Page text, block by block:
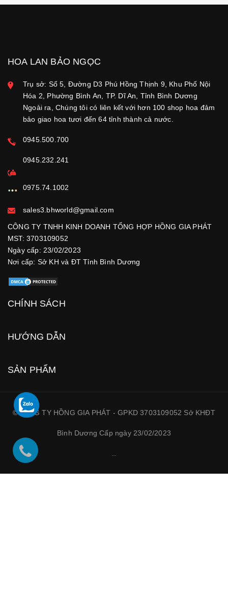
HOA LAN BẢO NGỌC
Trụ sở: Số 5, Đường D3 Phú Hồng Thịnh 9, Khu Phố Nội
Hóa 2, Phường Bình An, TP. Dĩ An, Tỉnh Bình Dương
Ngoài ra, Chúng tôi có liên kết với hơn 100 shop hoa đảm
bảo giao hoa tươi đến 64 tỉnh thành cả nước.
0945.500.700
0945.232.241
0975.74.1002
sales3.bhworld@gmail.com
CÔNG TY TNHH KINH DOANH TỔNG HỢP HỒNG GIA PHÁT
MST: 3703109052
Ngày cấp: 23/02/2023
Nơi cấp: Sở KH và ĐT Tỉnh Bình Dương
CHÍNH SÁCH
HƯỚNG DẪN
SẢN PHẨM
©CÔNG TY HỒNG GIA PHÁT - GPKD 3703109052 Sở KHĐT
Bình Dương Cấp ngày 23/02/2023